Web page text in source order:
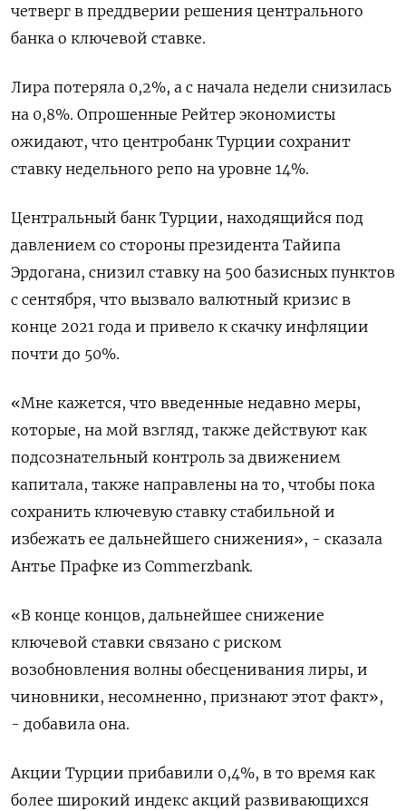
четверг в преддверии решения центрального
банка о ключевой ставке.
Лира потеряла 0,2%, а с начала недели снизилась
на 0,8%. Опрошенные Рейтер экономисты
ожидают, что центробанк Турции сохранит
ставку недельного репо на уровне 14%.
Центральный банк Турции, находящийся под
давлением со стороны президента Тайипа
Эрдогана, снизил ставку на 500 базисных пунктов
с сентября, что вызвало валютный кризис в
конце 2021 года и привело к скачку инфляции
почти до 50%.
«Мне кажется, что введенные недавно меры,
которые, на мой взгляд, также действуют как
подсознательный контроль за движением
капитала, также направлены на то, чтобы пока
сохранить ключевую ставку стабильной и
избежать ее дальнейшего снижения», - сказала
Антье Прафке из Commerzbank.
«В конце концов, дальнейшее снижение
ключевой ставки связано с риском
возобновления волны обесценивания лиры, и
чиновники, несомненно, признают этот факт»,
- добавила она.
Акции Турции прибавили 0,4%, в то время как
более широкий индекс акций развивающихся